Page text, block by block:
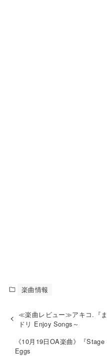
楽曲情報
≪楽曲レビュー≫アキコ.『
ドリ Enjoy Songs～
《10月19日OA楽曲》『
Eggs